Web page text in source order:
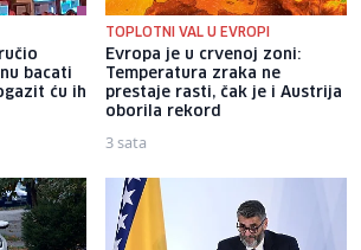
bacati
ću ih
TOPLOTNI VAL U EVROPI
Evropa je u crvenoj zoni:
Temperatura zraka ne
prestaje rasti, čak je i Austrija
oborila rekord
3 sata